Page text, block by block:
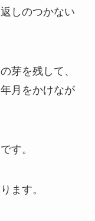
しのつかない
芽を残して、
月をかけなが
す。
ます。